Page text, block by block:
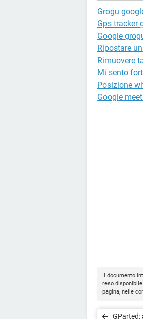
Grogu
Gps tracker
Google
Ripostare
Rimuovere
Mi sento
Posizione
Google
Il documento
reso
pagina, nelle
GParted: